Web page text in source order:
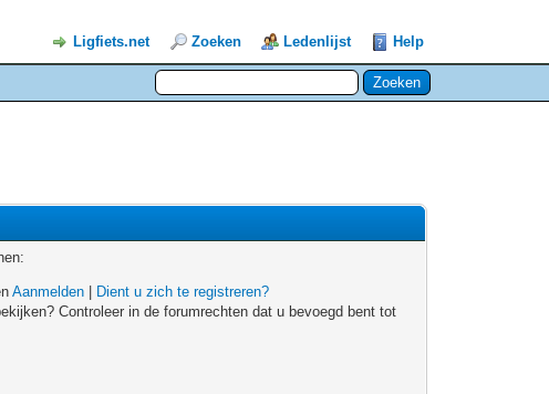
Ligfiets.net Zoeken Ledenlijst Help
Aanmelden
Dient u zich te registreren?
Controleer in de forumrechten dat u bevoegd bent tot